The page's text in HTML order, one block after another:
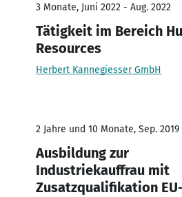
3 Monate, Juni 2022 - Aug. 2022
Tätigkeit im Bereich
Resources
Herbert Kannegiesser GmbH
2 Jahre und 10 Monate, Sep.
Ausbildung zur
Industriekauffrau mit
Zusatzqualifikation